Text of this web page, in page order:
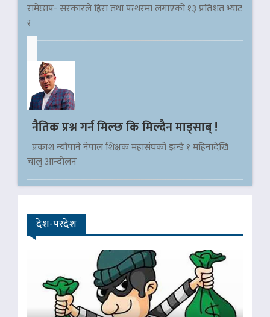
रामेछाप- सरकारले हिरा तथा पत्थरमा लगाएको १३ प्रतिशत भ्याट
र
नैतिक प्रश्न गर्न मिल्छ कि मिल्दैन माड्साब् !
प्रकाश न्यौपाने नेपाल शिक्षक महासंघको झन्डै १ महिनादेखि
चालु आन्दोलन
देश-परदेश